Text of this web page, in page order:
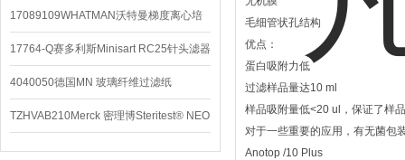
配件
17089109WHATMAN沃特曼梯度离心培
养基
17764-Q赛多利斯Minisart RC25针头滤器
4040050德国MN 玻璃纤维过滤纸
TZHVAB210Merck 密理博Steritest® NEO
设备
毛细管状孔结构
优点：
蛋白吸附力低
过滤样品量达10 ml
样品吸附量低<20 ul，保证了样
对于一些重要的应用，有无菌包
Anotop /10 Plus